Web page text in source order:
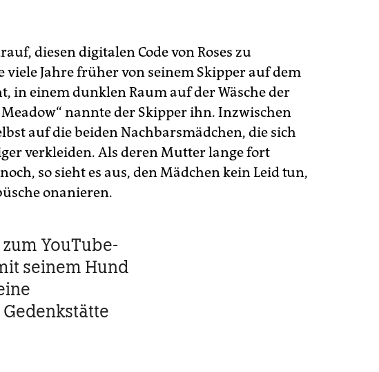
diesen digitalen Code von Roses zu
viele Jahre früher von seinem Skipper auf dem
in einem dunklen Raum auf der Wäsche der
nannte der Skipper ihn. Inzwischen
auf die beiden Nachbarsmädchen, die sich
verkleiden. Als deren Mutter lange fort
so sieht es aus, den Mädchen kein Leid tun,
onanieren.
YouTube-
seinem Hund